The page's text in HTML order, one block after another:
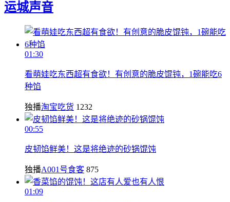
运城声音
01:30
看萌娃吃东西超有食欲！有创意的脆皮馄钝，1碗能吃6
种馅
独播淘宝吃货 1232
00:55
皮韧馅鲜美！这是将绝迹的砂锅馄饨
独播A001号食客 875
01:09